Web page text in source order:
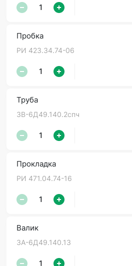
Пробка
РИ 423.34.74-06
Труба
3В-6Д49.140.2спч
Прокладка
РИ 471.04.74-16
Валик
3А-6Д49.140.13